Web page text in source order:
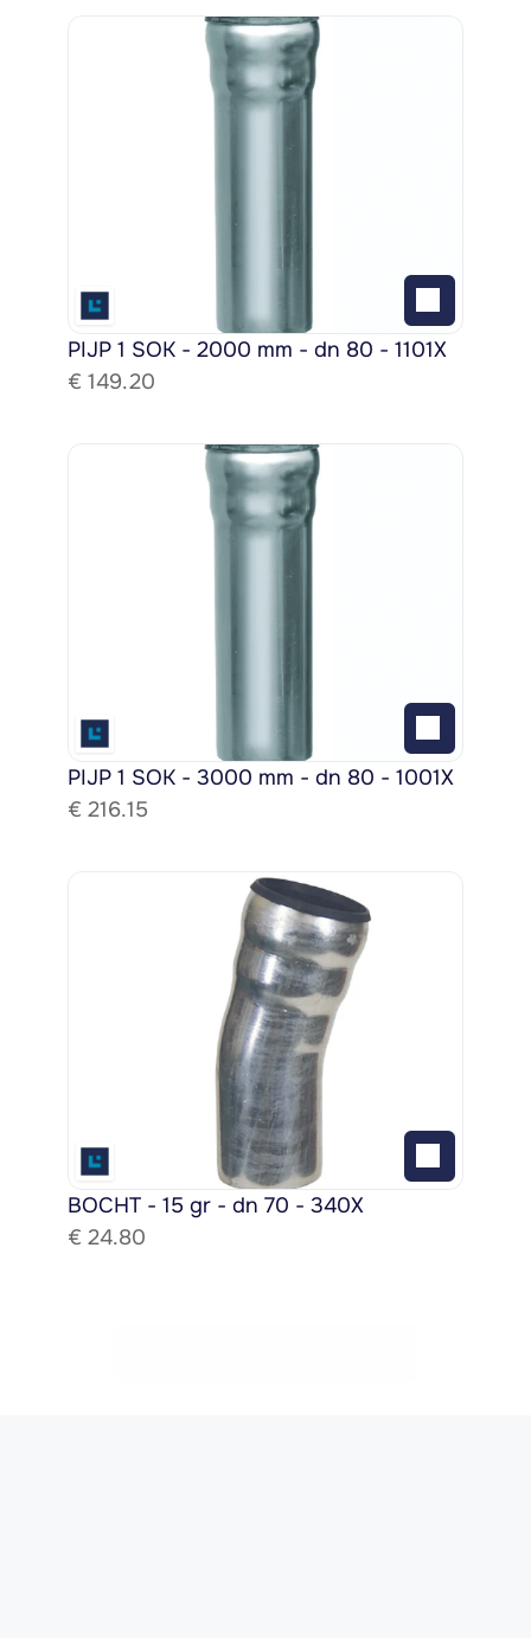
PIJP 1 SOK - 2000 mm - dn 80 - 1101X
€ 149.20
PIJP 1 SOK - 3000 mm - dn 80 - 1001X
€ 216.15
BOCHT - 15 gr - dn 70 - 340X
€ 24.80